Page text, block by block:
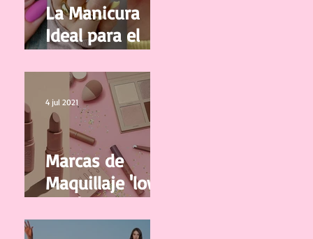
La Manicura
Ideal para el
Verano 2021
Marcas de
Maquillaje 'low
cost' y de buena
calidad
4 jul 2021